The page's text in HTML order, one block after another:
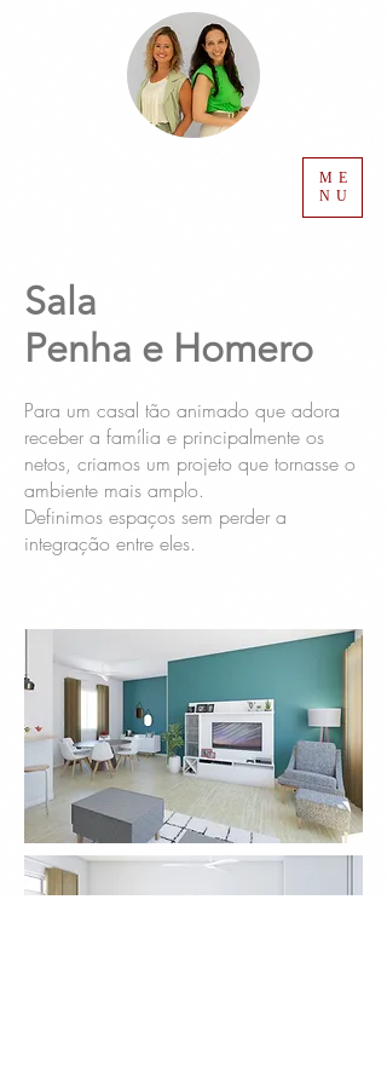
ME
NU
Sala
Penha e Homero
Para um casal tão animado que adora
receber a família e principalmente os
netos, criamos um projeto que tornasse o
ambiente mais amplo.
Definimos espaços sem perder a
integração entre eles.